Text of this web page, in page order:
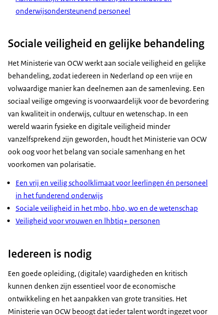
onderwijsondersteunend personeel
Sociale veiligheid en gelijke behandeling
Het Ministerie van OCW werkt aan sociale veiligheid en gelijke
behandeling, zodat iedereen in Nederland op een vrije en
volwaardige manier kan deelnemen aan de samenleving. Een
sociaal veilige omgeving is voorwaardelijk voor de bevordering
van kwaliteit in onderwijs, cultuur en wetenschap. In een
wereld waarin fysieke en digitale veiligheid minder
vanzelfsprekend zijn geworden, houdt het Ministerie van OCW
ook oog voor het belang van sociale samenhang en het
voorkomen van polarisatie.
Een vrij en veilig schoolklimaat voor leerlingen én personeel
in het funderend onderwijs
Sociale veiligheid in het mbo, hbo, wo en de wetenschap
Veiligheid voor vrouwen en lhbtiq+ personen
Iedereen is nodig
Een goede opleiding, (digitale) vaardigheden en kritisch
kunnen denken zijn essentieel voor de economische
ontwikkeling en het aanpakken van grote transities. Het
Ministerie van OCW beoogt dat ieder talent wordt ingezet voor